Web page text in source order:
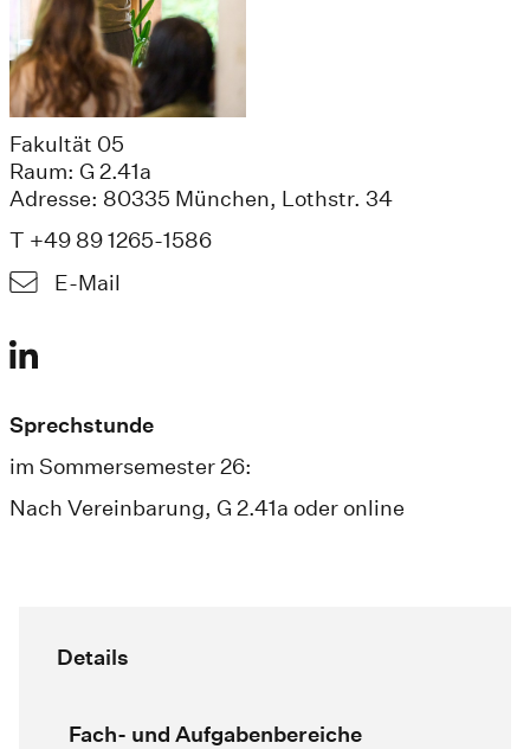
Fakultät 05
Raum: G 2.41a
Adresse: 80335 München, Lothstr. 34
T +49 89 1265-1586
E-Mail
Sprechstunde
im Sommersemester 26:
Nach Vereinbarung, G 2.41a oder online
Details
Fach- und Aufgabenbereiche